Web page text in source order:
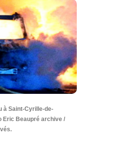
à Saint-Cyrille-de-
Eric Beaupré archive /